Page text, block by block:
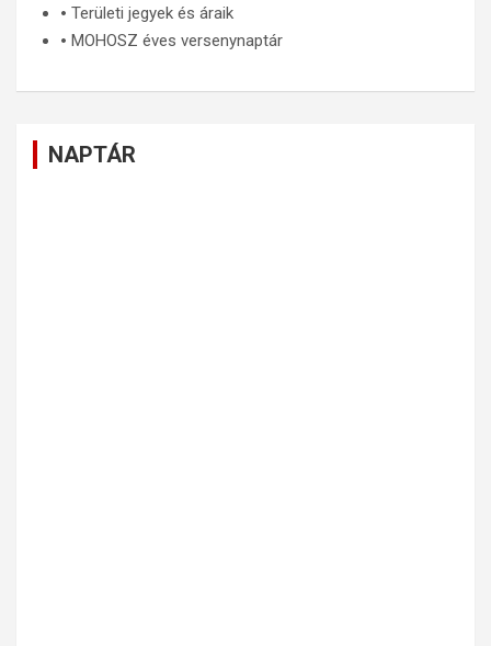
🞄 Területi jegyek és áraik
🞄 MOHOSZ éves versenynaptár
NAPTÁR